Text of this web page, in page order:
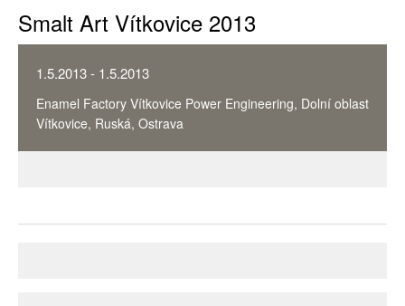
Smalt Art Vítkovice 2013
1.5.2013 - 1.5.2013
Enamel Factory Vítkovice Power Engineering, Dolní oblast
Vítkovice, Ruská, Ostrava